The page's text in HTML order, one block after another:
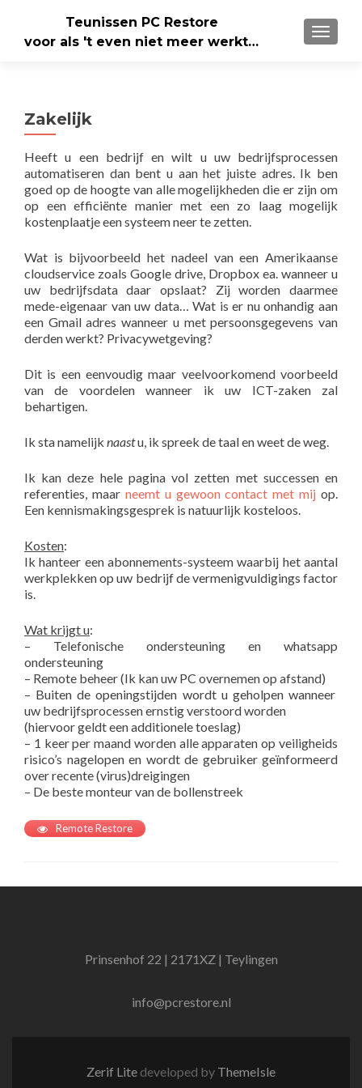
Teunissen PC Restore
voor als 't even niet meer werkt…
Zakelijk
Heeft u een bedrijf en wilt u uw bedrijfsprocessen
automatiseren dan bent u aan het juiste adres. Ik ben
goed op de hoogte van alle mogelijkheden die er zijn om
op een efficiënte manier met een zo laag mogelijk
kostenplaatje een systeem neer te zetten.
Wat is bijvoorbeeld het nadeel van een Amerikaanse
cloudservice zoals Google drive, Dropbox ea. wanneer u
uw bedrijfsdata daar opslaat? Zij worden daarmee
mede-eigenaar van uw data… Wat is er nu onhandig aan
een Gmail adres wanneer u met persoonsgegevens van
derden werkt? Privacywetgeving?
Dit is een eenvoudig maar veelvoorkomend voorbeeld
van de voordelen wanneer ik uw ICT-zaken zal
behartigen.
Ik sta namelijk naastu, ik spreek de taal en weet de weg.
Ik kan deze hele pagina vol zetten met successen en
referenties, maar neemt u gewoon contact met mij op.
Een kennismakingsgesprek is natuurlijk kosteloos.
Kosten:
Ik hanteer een abonnements-systeem waarbij het aantal
werkplekken op uw bedrijf de vermenigvuldigings factor
is.
Wat krijgt u:
– Telefonische ondersteuning en whatsapp
ondersteuning
– Remote beheer (Ik kan uw PC overnemen op afstand)
– Buiten de openingstijden wordt u geholpen wanneer
uw bedrijfsprocessen ernstig verstoord worden
(hiervoor geldt een additionele toeslag)
– 1 keer per maand worden alle apparaten op veiligheids
risico’s nagelopen en wordt de gebruiker geïnformeerd
over recente (virus)dreigingen
– De beste monteur van de bollenstreek
Remote Restore
Prinsenhof 22 | 2171XZ | Teylingen
info@pcrestore.nl
Zerif Lite developed by ThemeIsle